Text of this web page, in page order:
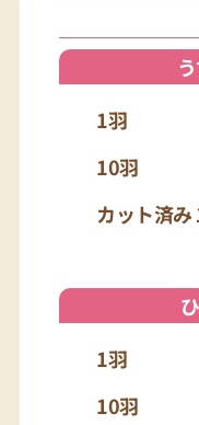
1羽
10羽
カット済み
1羽
10羽